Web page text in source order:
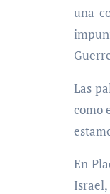
una
Las
como
En